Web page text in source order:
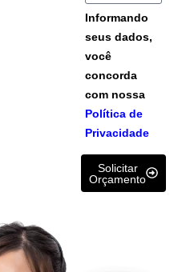
Informando
seus dados,
você
concorda
com nossa
Política de
Privacidade
Solicitar
Orçamento